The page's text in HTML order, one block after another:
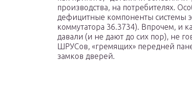
производства, на потребителях.
дефицитные компоненты системы
коммутатора 36.3734). Впрочем, и
давали (и не дают до сих пор), не
ШРУСов, «гремящих» передней
замков дверей.